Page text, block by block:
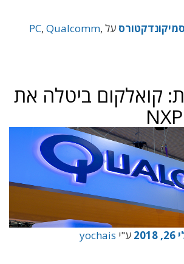
סמיקונדקטורס על PC, Qualcomm,
קואלקום ביטלה את
ע"י yochais